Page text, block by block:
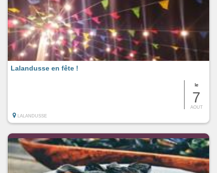
le
7
AOUT
Lalandusse en fête !
LALANDUSSE